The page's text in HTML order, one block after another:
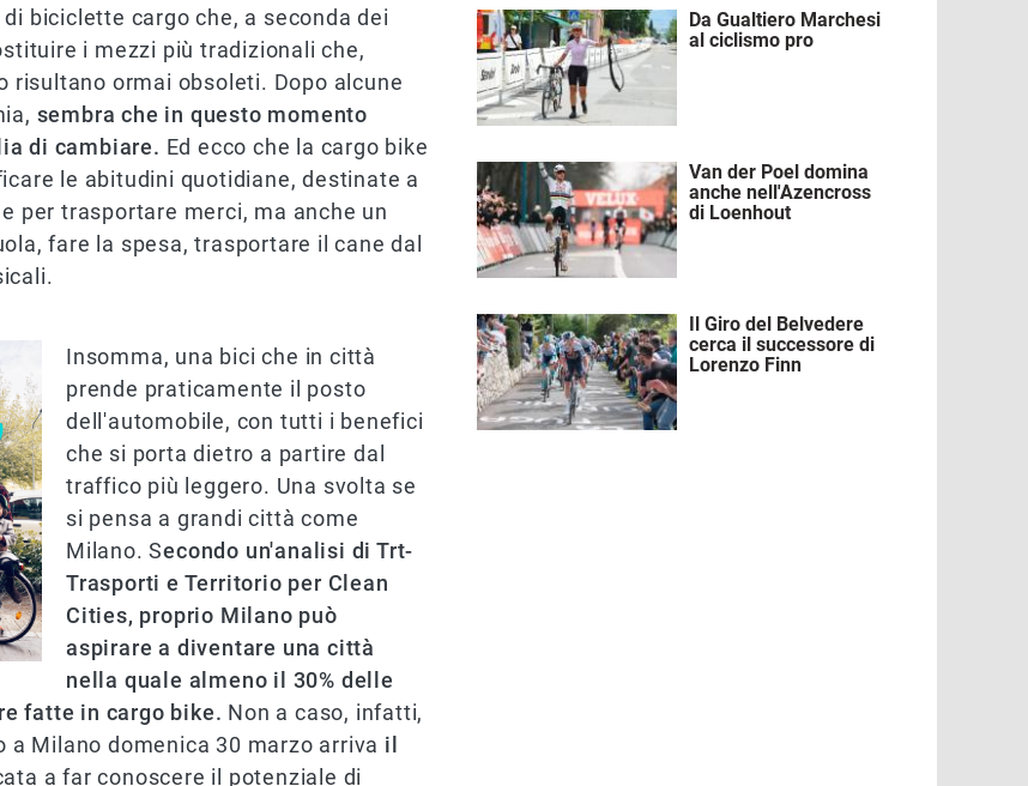
biciclette cargo che, a seconda dei
i mezzi più tradizionali che,
risultano ormai obsoleti. Dopo alcune
sembra che in questo momento
di cambiare. Ed ecco che la cargo bike
le abitudini quotidiane, destinate a
per trasportare merci, ma anche un
fare la spesa, trasportare il cane dal
Insomma, una bici che in città
prende praticamente il posto
dell'automobile, con tutti i benefici
che si porta dietro a partire dal
traffico più leggero. Una svolta se
si pensa a grandi città come
Milano. Secondo un'analisi di Trt-
Trasporti e Territorio per Clean
Cities, proprio Milano può
aspirare a diventare una città
nella quale almeno il 30% delle
fatte in cargo bike. Non a caso, infatti,
Milano domenica 30 marzo arriva il
a far conoscere il potenziale di
Immagine
Da Gualtiero Marchesi
al ciclismo pro
Immagine
Van der Poel domina
anche nell'Azencross
di Loenhout
Immagine
Il Giro del Belvedere
cerca il successore di
Lorenzo Finn